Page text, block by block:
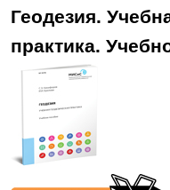
Геодезия.
практика.